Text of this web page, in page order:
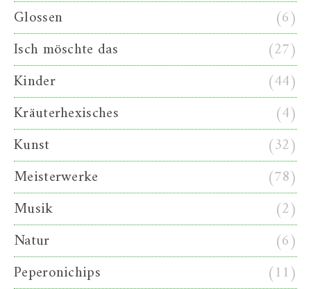
Glossen
(6)
Isch möschte das
(27)
Kinder
(44)
Kräuterhexisches
(4)
Kunst
(32)
Meisterwerke
(78)
Musik
(2)
Natur
(6)
Peperonichips
(11)